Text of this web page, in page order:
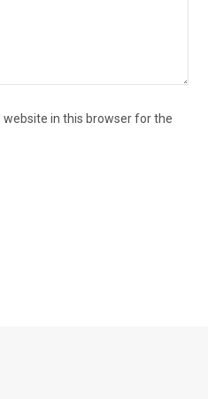
website in this browser for the